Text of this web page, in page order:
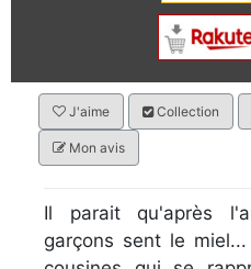
J'aime Collection
Mon avis
Il parait qu'après
garçons sent le